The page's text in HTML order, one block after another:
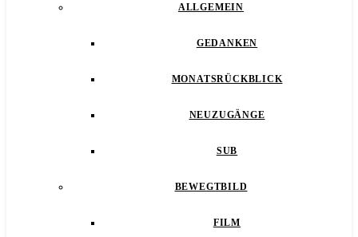
ALLGEMEIN
GEDANKEN
MONATSRÜCKBLICK
NEUZUGÄNGE
SUB
BEWEGTBILD
FILM